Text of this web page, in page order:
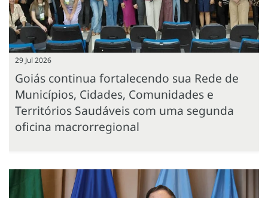
29 Jul 2026
Goiás continua fortalecendo sua Rede de
Municípios, Cidades, Comunidades e
Territórios Saudáveis com uma segunda
oficina macrorregional